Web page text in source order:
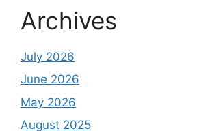
Archives
July 2026
June 2026
May 2026
August 2025